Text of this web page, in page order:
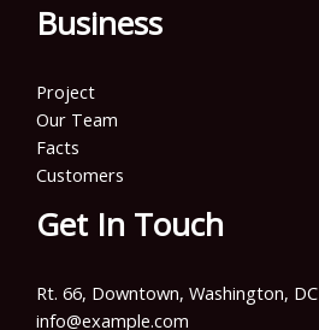
Business
Project
Our Team
Facts
Customers
Get In Touch
Rt. 66, Downtown, Washington, DC
info@example.com​